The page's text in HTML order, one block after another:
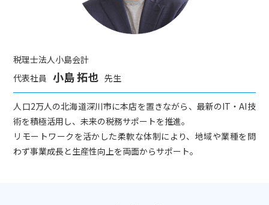
税理士法人小島会計
代表社員
小島 拓也 先生
人口2万人の北海道深川市に本店を置きながら、最新のIT・AI技
術を積極活用し、未来の税務サポートを推進。
リモートワークを活かした柔軟な体制により、地域や業種を問
わず事業成長と生産性向上を両面からサポート。